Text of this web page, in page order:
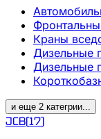
Краны
Дизельные
Дизельные
и еще 2 категрии...
JCB(17)